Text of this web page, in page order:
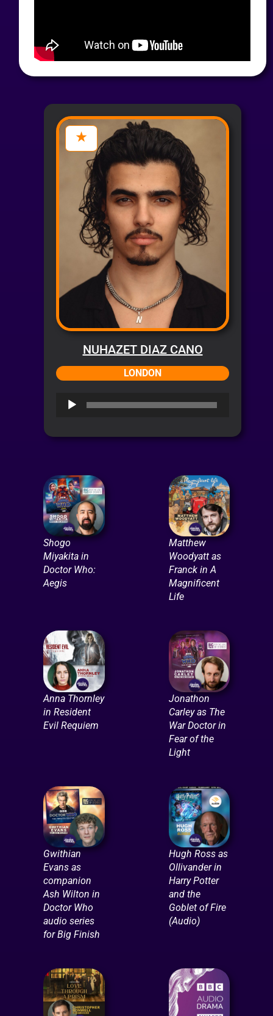
NUHAZET DIAZ CANO
LONDON
Audio
Shogo
Miyakita in
Doctor Who:
Aegis
Matthew
Woodyatt as
Franck in A
Magnificent
Life
Anna Thornley
in Resident
Evil Requiem
Jonathon
Carley as The
War Doctor in
Fear of the
Light
Gwithian
Evans as
companion
Ash Wilton in
Doctor Who
audio series
for Big Finish
Hugh Ross as
Ollivander in
Harry Potter
and the
Goblet of Fire
(Audio)